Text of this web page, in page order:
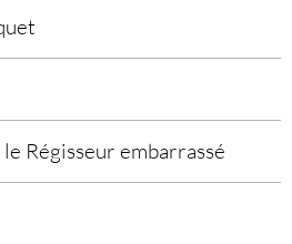
Régisseur embarrassé